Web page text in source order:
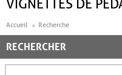
VIGNETTES DE
Accueil Recherche
RECHERCHER